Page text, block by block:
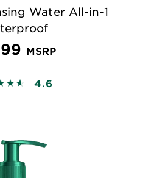
Water All-in-1
MSRP
out of 5 stars based on
4.6